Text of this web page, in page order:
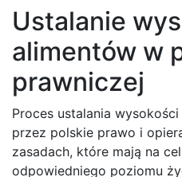
Ustalanie
alimentów w
prawniczej
Proces ustalania
przez polskie prawo i
zasadach, które mają na
odpowiedniego poziomu